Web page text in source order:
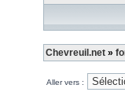
Chevreuil.net »
Aller vers :